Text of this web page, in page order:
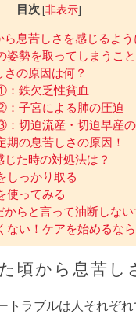
目次 [非表示]
息苦しさを感じるよう
姿勢を取ってしまうこ
の原因は何？
鉄欠乏性貧血
子宮による肺の圧迫
切迫流産・切迫早産
の息苦しさの原因！
た時の対処法は？
しっかり取る
使ってみる
らと言って油断しない
い！ケアを始めるな
頃から息苦し
ラブルは人それぞれ